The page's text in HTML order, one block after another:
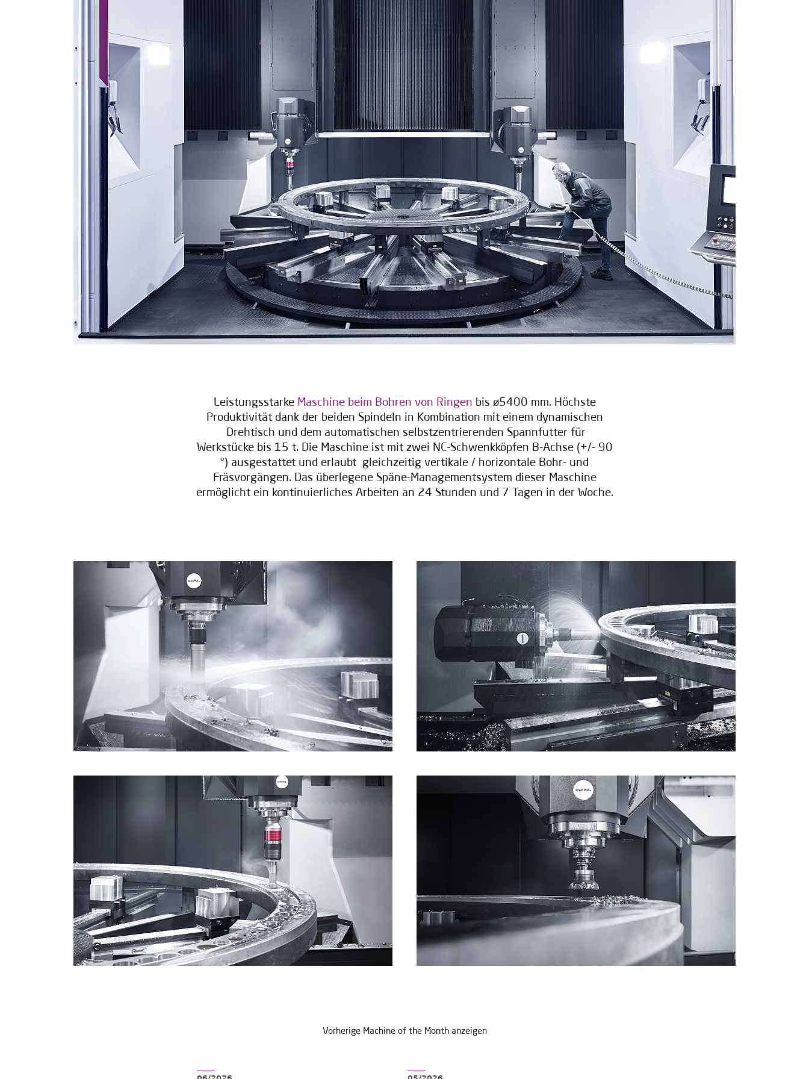
Leistungsstarke Maschine beim Bohren von Ringen bis ø5400 mm. Höchste
Produktivität dank der beiden Spindeln in Kombination mit einem dynamischen
Drehtisch und dem automatischen selbstzentrierenden Spannfutter für
Werkstücke bis 15 t. Die Maschine ist mit zwei NC-Schwenkköpfen B-Achse (+/- 90
°) ausgestattet und erlaubt gleichzeitig vertikale / horizontale Bohr- und
Fräsvorgängen. Das überlegene Späne-Managementsystem dieser Maschine
ermöglicht ein kontinuierliches Arbeiten an 24 Stunden und 7 Tagen in der Woche.
Vorherige Machine of the Month anzeigen